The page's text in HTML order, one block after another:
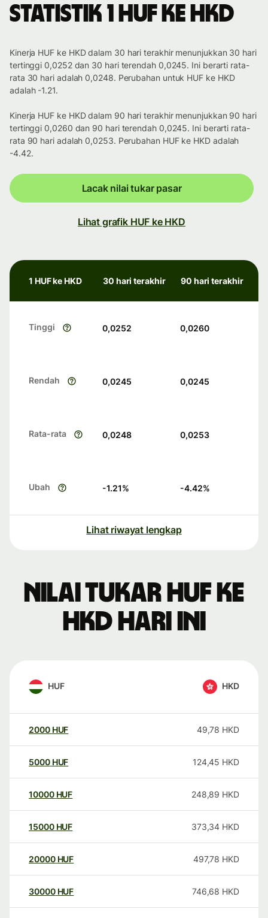
Statistik 1 HUF ke HKD
Kinerja HUF ke HKD dalam 30 hari terakhir menunjukkan 30 hari
tertinggi 0,0252 dan 30 hari terendah 0,0245. Ini berarti rata-
rata 30 hari adalah 0,0248. Perubahan untuk HUF ke HKD
adalah -1.21.
Kinerja HUF ke HKD dalam 90 hari terakhir menunjukkan 90 hari
tertinggi 0,0260 dan 90 hari terendah 0,0245. Ini berarti rata-
rata 90 hari adalah 0,0253. Perubahan HUF ke HKD adalah
-4.42.
Lacak nilai tukar pasar
Lihat grafik HUF ke HKD
1 HUF ke HKD 30 hari terakhir 90 hari terakhir
Tinggi 0,0252 0,0260
Rendah 0,0245 0,0245
Rata-rata 0,0248 0,0253
Ubah -1.21% -4.42%
Lihat riwayat lengkap
Nilai tukar HUF ke
HKD hari ini
HUF HKD
2000 HUF 49,78 HKD
5000 HUF 124,45 HKD
10000 HUF 248,89 HKD
15000 HUF 373,34 HKD
20000 HUF 497,78 HKD
30000 HUF 746,68 HKD